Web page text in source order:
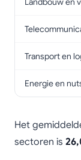
Transport en
Energie en
Het
sectoren is